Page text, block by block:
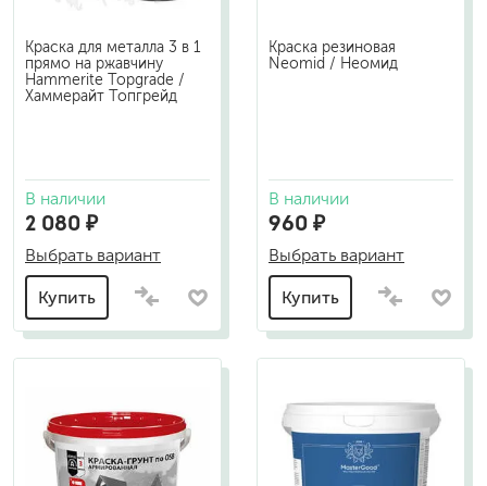
Краска для металла 3 в 1
прямо на ржавчину
Hammerite Topgrade /
Хаммерайт Топгрейд
В наличии
2 080 ₽
Выбрать вариант
Купить
Краска резиновая
Neomid / Неомид
В наличии
960 ₽
Выбрать вариант
Купить